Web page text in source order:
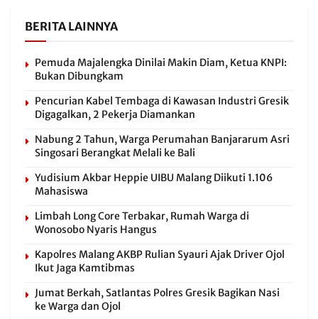
BERITA LAINNYA
Pemuda Majalengka Dinilai Makin Diam, Ketua KNPI:
Bukan Dibungkam
Pencurian Kabel Tembaga di Kawasan Industri Gresik
Digagalkan, 2 Pekerja Diamankan
Nabung 2 Tahun, Warga Perumahan Banjararum Asri
Singosari Berangkat Melali ke Bali
Yudisium Akbar Heppie UIBU Malang Diikuti 1.106
Mahasiswa
Limbah Long Core Terbakar, Rumah Warga di
Wonosobo Nyaris Hangus
Kapolres Malang AKBP Rulian Syauri Ajak Driver Ojol
Ikut Jaga Kamtibmas
Jumat Berkah, Satlantas Polres Gresik Bagikan Nasi
ke Warga dan Ojol